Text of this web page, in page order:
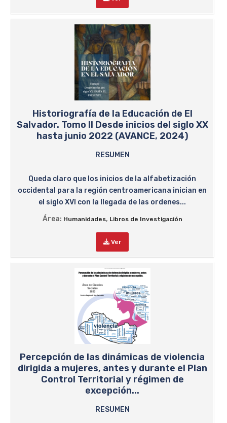
Historiografía de la Educación de El
Salvador. Tomo II Desde inicios del siglo XX
hasta junio 2022 (AVANCE, 2024)
RESUMEN
Queda claro que los inicios de la alfabetización
occidental para la región centroamericana inician en
el siglo XVI con la llegada de las ordenes...
Área: Humanidades, Libros de Investigación
Ver
Percepción de las dinámicas de violencia
dirigida a mujeres, antes y durante el Plan
Control Territorial y régimen de
excepción...
RESUMEN